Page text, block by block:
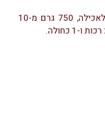
מגש גבינות חתוכות ומוכנות לאכילה, 750 גרם מ-10